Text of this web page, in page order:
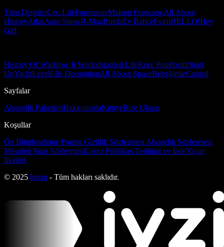
Tüm DergilerCeo LifeFormsanteMaison FrançaiseAll About
HistoryAtlasAuto ShowB-MagBurdaEv BahçeEvimHELLO!Hey
Girl
History Of WarHow It Worksİstanbul LifeKore PopPozitifStart
UpYachtLevelElle DecorationAll About SpaceBebeğimleCapital
Sayfalar
Abonelik PaketleriHakkımızdaKünyeBize Ulaşın
Koşullar
Ön Bilgilendirme Formu Gizlilik Sözleşmesi Abonelik Sözleşmesi
Mesafeli Satış SözleşmesiÇerez PolitikasıTeslimat ve İadeYayın
İlkeleri
© 2025 bmag - Tüm hakları saklıdır.